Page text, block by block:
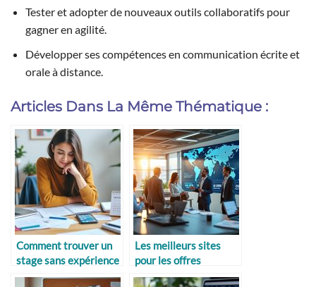
Tester et adopter de nouveaux outils collaboratifs pour
gagner en agilité.
Développer ses compétences en communication écrite et
orale à distance.
Articles Dans La Même Thématique :
Comment trouver un
stage sans expérience
Les meilleurs sites
pour les offres
d’emploi